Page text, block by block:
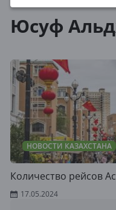
Юсуф
НОВОСТИ КАЗАХСТАНА
Количество рейсов
17.05.2024